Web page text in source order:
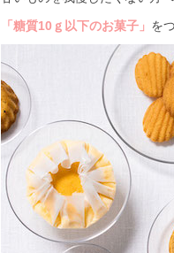
「糖質10ｇ以下のお菓子」 を